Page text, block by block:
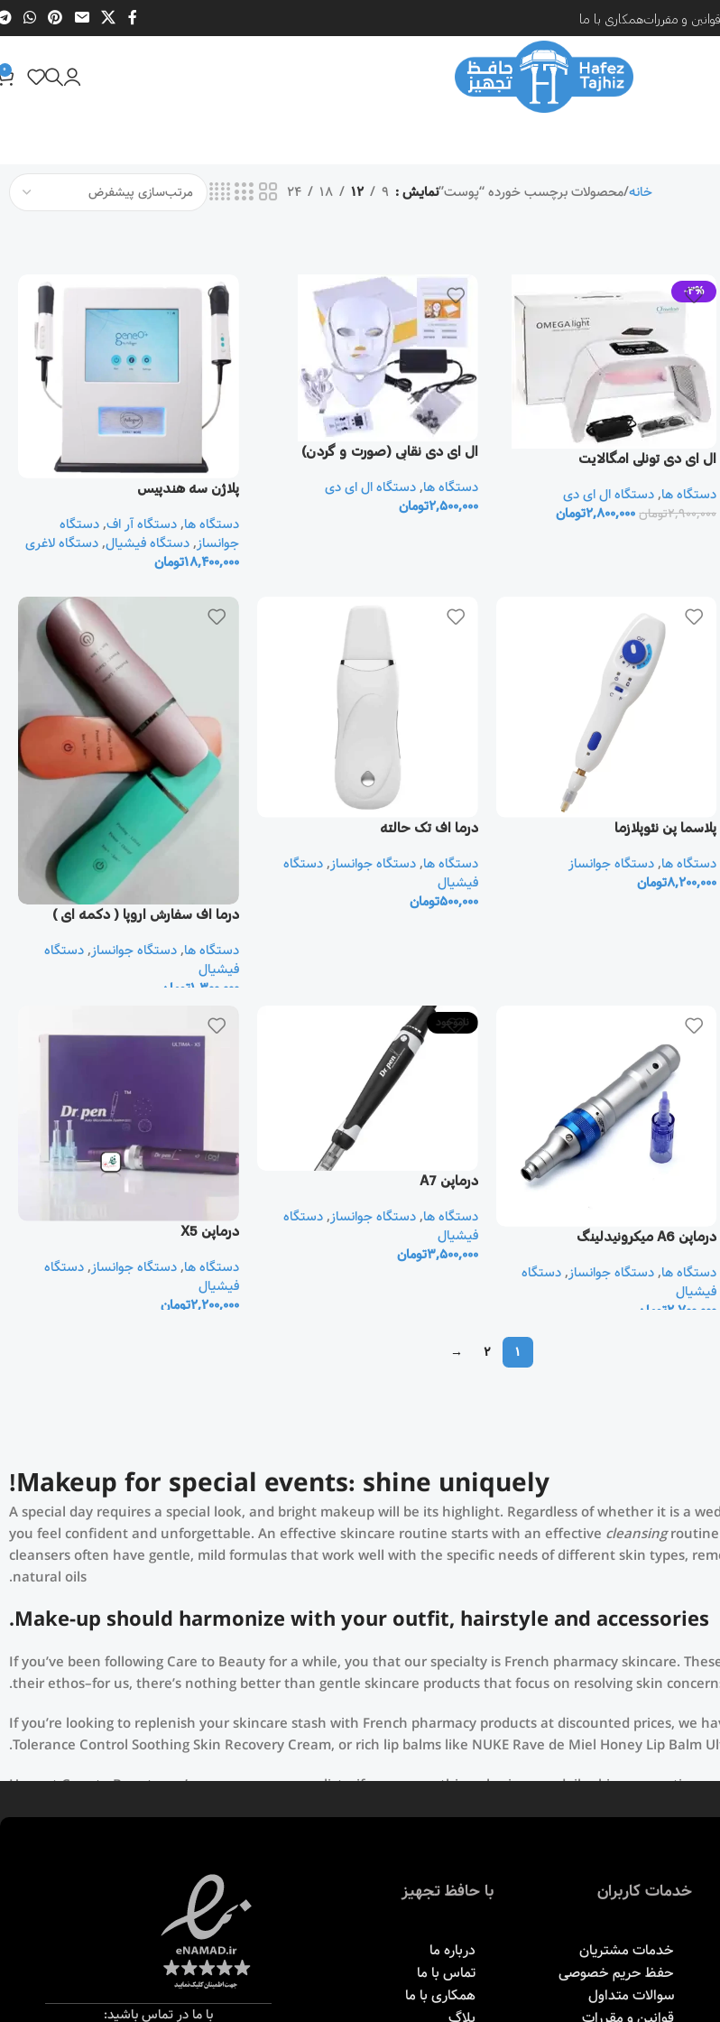
قوانین و مقرراتهمکاری با ما
0
خانه محصولات برچسب خورده “پوست”نمایش 9
12
18
24
-3%
ال ای دی تونلی امگالايت
دستگاه ها,دستگاه ال ای دی
2,900,000تومان 2,800,000تومان
ال ای دی نقابی (صورت و گردن)
دستگاه ها,دستگاه ال ای دی
2,500,000تومان
پلاژن سه هندپيس
دستگاه ها,دستگاه آر اف,دستگاه
جوانساز,دستگاه فیشیال,دستگاه لاغری
18,400,000تومان
پلاسما پن نئوپلازما
دستگاه ها,دستگاه جوانساز
8,200,000تومان
درما اف تک حالته
دستگاه ها,دستگاه جوانساز,دستگاه
فیشیال
500,000تومان
درما اف سفارش اروپا ( دکمه ای )
دستگاه ها,دستگاه جوانساز,دستگاه
فیشیال
1,300,000تومان
درماپن A6 ميکرونيدلينگ
دستگاه ها,دستگاه جوانساز,دستگاه
فیشیال
2,700,000تومان
ناموجود
درماپن A7
دستگاه ها,دستگاه جوانساز,دستگاه
فیشیال
3,500,000تومان
درماپن X5
دستگاه ها,دستگاه جوانساز,دستگاه
فیشیال
2,200,000تومان
1
2
→
Makeup for special events: shine uniquely!
A special day requires a special look, and bright makeup will be its highlight. Regardless of whether it is a
you feel confident and unforgettable. An effective skincare routine starts with an effective cleansing
cleansers often have gentle, mild formulas that work well with the specific needs of different skin types,
natural oils.
Make-up should harmonize with your outfit, hairstyle and accessories.
If you’ve been following Care to Beauty for a while, you that our specialty is French pharmacy skincare.
their ethos–for us, there’s nothing better than gentle skincare products that focus on resolving skin
If you’re looking to replenish your skincare stash with French pharmacy products at discounted prices, we
Tolerance Control Soothing Skin Recovery Cream, or rich lip balms like NUKE Rave de Miel Honey Lip Balm
Here at Care to Beauty, we’re sunscreen evangelists: if you use nothing else in your daily skincare
خدمات کاربران
خدمات مشتریان
حفظ حریم خصوصی
سوالات متداول
با حافظ تجهیز
درباره ما
تماس با ما
همکاری با ما
با ما در تماس باشید: